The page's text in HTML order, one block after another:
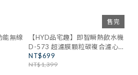
能無線
售完
【HYD品宅趣】即智瞬熱飲水機
D-573 超濾膜顆粒碳複合濾心
(2入組)
NT$699
NT$1,399